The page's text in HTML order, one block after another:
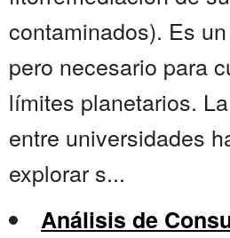
contaminados). Es
pero necesario para
límites planetarios.
entre universidades
explorar s...
Análisis de